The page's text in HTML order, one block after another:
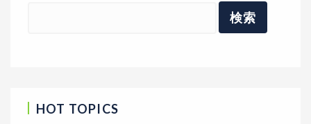
HOT TOPICS